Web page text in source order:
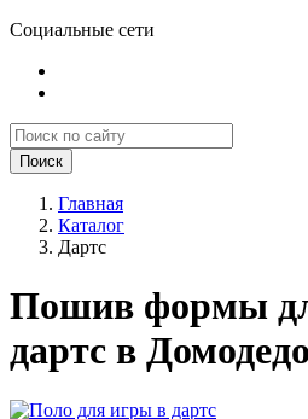
Социальные сети
Поиск
Главная
Каталог
Дартс
Пошив формы
дартс в